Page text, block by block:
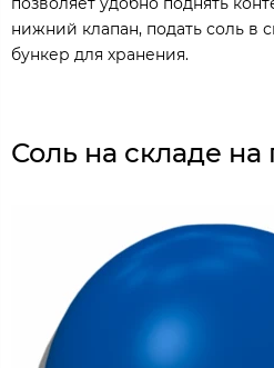
нижний клапан, подать соль в
бункер для хранения.
Соль на складе на